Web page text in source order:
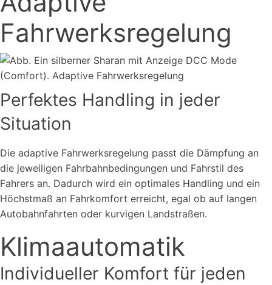
Fahrwerksregelung
Perfektes Handling in jeder
Situation
Die adaptive Fahrwerksregelung passt die Dämpfung an
die jeweiligen Fahrbahnbedingungen und Fahrstil des
Fahrers an. Dadurch wird ein optimales Handling und ein
Höchstmaß an Fahrkomfort erreicht, egal ob auf langen
Autobahnfahrten oder kurvigen Landstraßen.
Klimaautomatik
Individueller Komfort für jeden